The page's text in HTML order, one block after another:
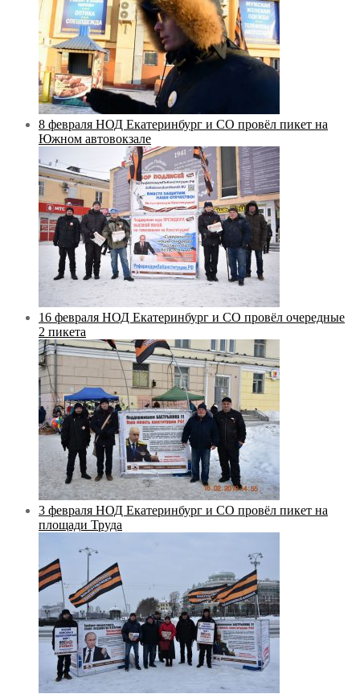
8 февраля НОД Екатеринбург и СО провёл пикет на
Южном автовокзале
16 февраля НОД Екатеринбург и СО провёл очередные
2 пикета
3 февраля НОД Екатеринбург и СО провёл пикет на
площади Труда